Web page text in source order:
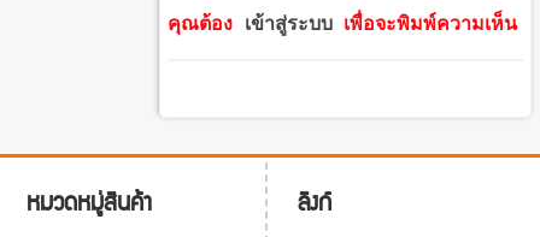
คุณต้อง เข้าสู่ระบบ เพื่อจะพิมพ์ความเห็น
หมวดหมู่สินค้า ลิงก์